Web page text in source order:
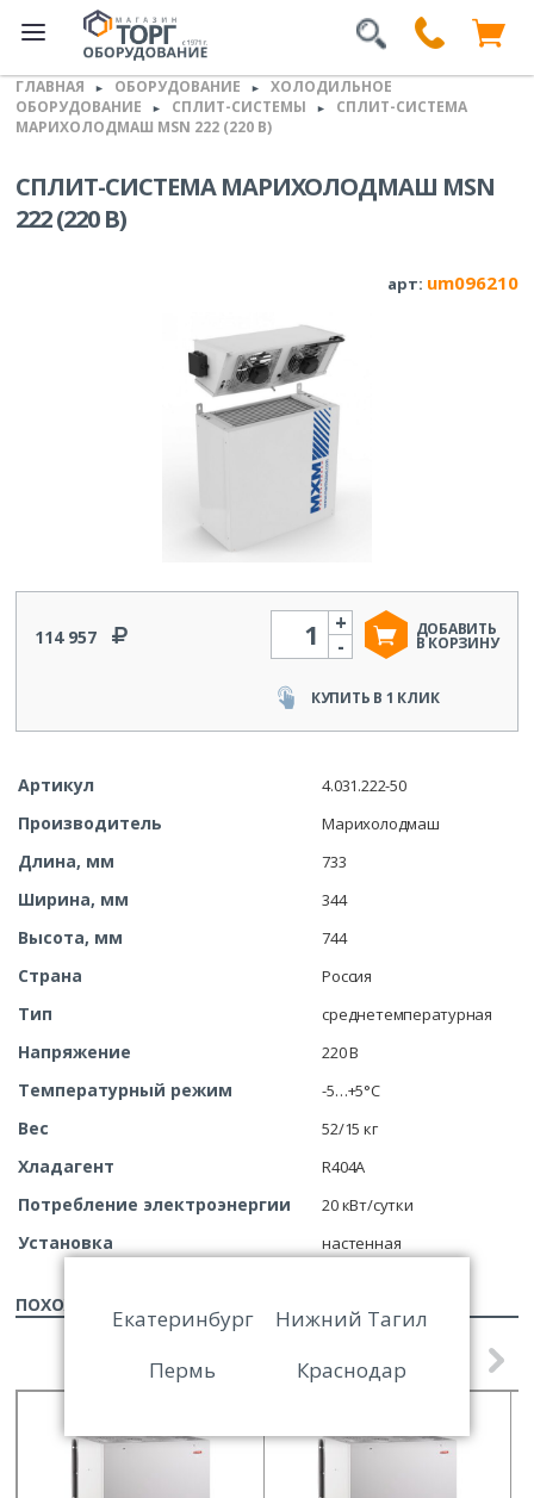
ГЛАВНАЯ ► ОБОРУДОВАНИЕ ►
ХОЛОДИЛЬНОЕ
ОБОРУДОВАНИЕ
► СПЛИТ-СИСТЕМЫ ►
СПЛИТ-СИСТЕМА
МАРИХОЛОДМАШ MSN 222 (220 В)
СПЛИТ-СИСТЕМА МАРИХОЛОДМАШ MSN
222 (220 В)
арт: um096210
114 957
Количество
-
+ ДОБАВИТЬ
В КОРЗИНУ
КУПИТЬ В 1 КЛИК
Артикул 4.031.222-50
Производитель Марихолодмаш
Длина, мм 733
Ширина, мм 344
Высота, мм 744
Страна Россия
Тип среднетемпературная
Напряжение 220 В
Температурный режим -5…+5°С
Вес 52/15 кг
Хладагент R404A
Потребление электроэнергии 20 кВт/сутки
Установка настенная
ПОХОЖИЕ ТОВАРЫ
Екатеринбург
Нижний Тагил
Пермь
Краснодар